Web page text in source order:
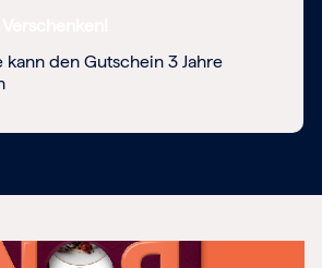
kann den Gutschein 3 Jahre